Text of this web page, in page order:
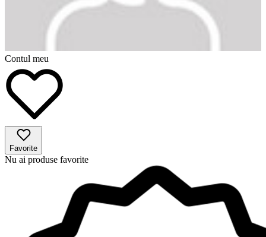
Contul meu
Favorite
Nu ai produse favorite